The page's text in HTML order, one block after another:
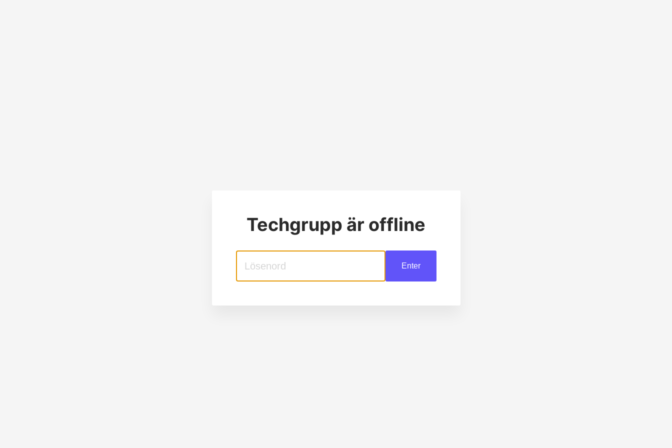
Techgrupp är offline
Enter